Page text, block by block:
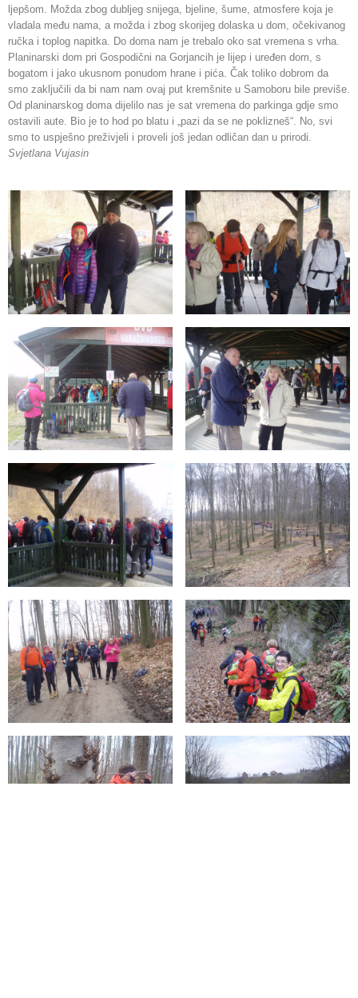
ljepšom. Možda zbog dubljeg snijega, bjeline, šume, atmosfere koja je
vladala među nama, a možda i zbog skorijeg dolaska u dom, očekivanog
ručka i toplog napitka. Do doma nam je trebalo oko sat vremena s vrha.
Planinarski dom pri Gospodični na Gorjancih je lijep i uređen dom, s
bogatom i jako ukusnom ponudom hrane i pića. Čak toliko dobrom da
smo zaključili da bi nam nam ovaj put kremšnite u Samoboru bile previše.
Od planinarskog doma dijelilo nas je sat vremena do parkinga gdje smo
ostavili aute. Bio je to hod po blatu i „pazi da se ne poklizneš“. No, svi
smo to uspješno preživjeli i proveli još jedan odličan dan u prirodi.
Svjetlana Vujasin